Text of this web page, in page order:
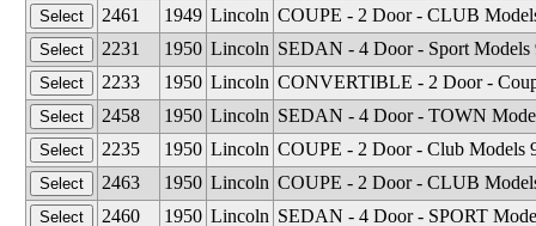
2461
1949 Lincoln COUPE - 2 Door - CLUB
2231
1950 Lincoln SEDAN - 4 Door - Sport
2233
1950 Lincoln CONVERTIBLE - 2 Door -
2458
1950 Lincoln SEDAN - 4 Door - TOWN
2235
1950 Lincoln COUPE - 2 Door - Club Models
2463
1950 Lincoln COUPE - 2 Door - CLUB
2460
1950 Lincoln SEDAN - 4 Door - SPORT